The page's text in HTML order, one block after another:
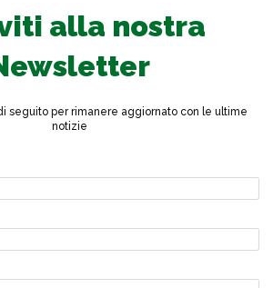
alla nostra
seguito per rimanere aggiornato con le ultime
notizie